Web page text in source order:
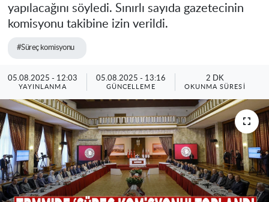
yapılacağını söyledi. Sınırlı sayıda gazetecinin
komisyonu takibine izin verildi.
#Süreç komisyonu
05.08.2025 - 12:03
YAYINLANMA
05.08.2025 - 13:16
GÜNCELLEME
2 DK
OKUNMA SÜRESI
Resmi İlanlar
Haber Arşivi